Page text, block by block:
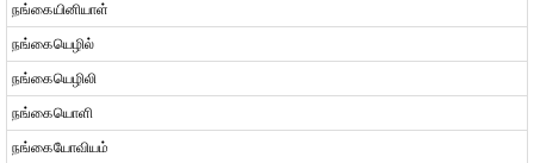
நங்கையினியாள்
நங்கையெழில்
நங்கையெழிலி
நங்கையொளி
நங்கையோவியம்